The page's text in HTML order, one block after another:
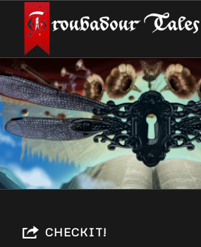
CHECKIT!